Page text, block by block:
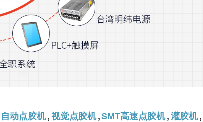
自动点胶机 , 视觉点胶机 , SMT高速点胶机 , 灌胶机 ,